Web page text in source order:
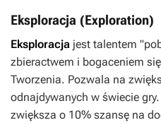
Eksploracja (Exploration)
Eksploracja jest talentem
zbieractwem i bogaceniem
Tworzenia. Pozwala na
odnajdywanych w świecie
zwiększa o 10% szansę na